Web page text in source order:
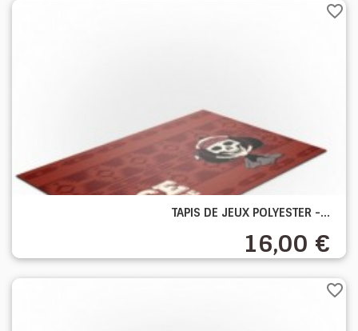
TAPIS DE JEUX POLYESTER -...
16,00 €
favorite_border
favorite_border